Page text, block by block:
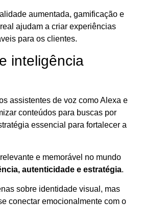
aumentada, gamificação e
ajudam a criar experiências
para os clientes.
inteligência
assistentes de voz como Alexa e
conteúdos para buscas por
essencial para fortalecer a
e memorável no mundo
autenticidade e estratégia.
sobre identidade visual, mas
conectar emocionalmente com o